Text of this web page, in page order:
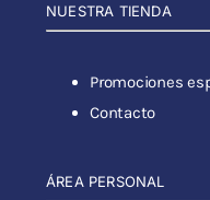
NUESTRA TIENDA
Promociones
Contacto
ÁREA PERSONAL